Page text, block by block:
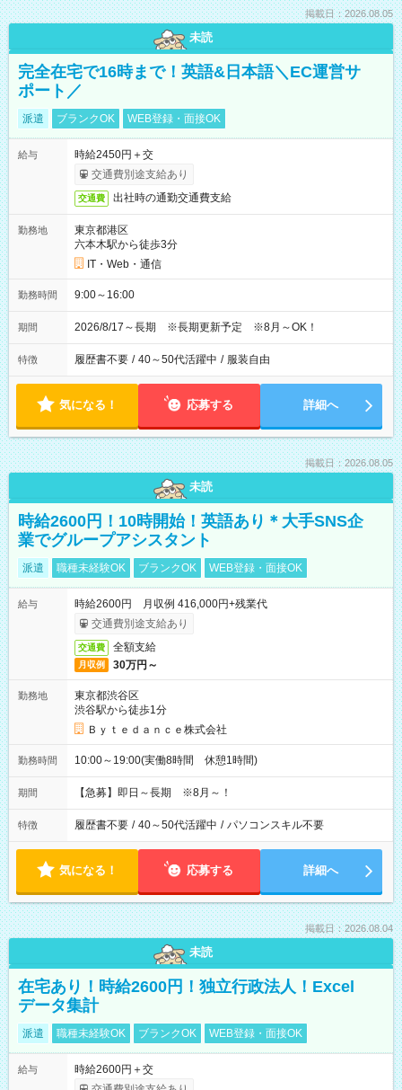
掲載日：2026.08.05
未読
完全在宅で16時まで！英語&日本語＼EC運営サ
ポート／
派遣 ブランクOK WEB登録・面接OK
給与
時給2450円＋交
交通費別途支給あり
交通費 出社時の通勤交通費支給
勤務地
東京都港区
六本木駅から徒歩3分
IT・Web・通信
勤務時間 9:00～16:00
期間 2026/8/17～長期 ※長期更新予定 ※8月～OK！
特徴 履歴書不要 / 40～50代活躍中 / 服装自由
気になる！ 応募する 詳細へ
掲載日：2026.08.05
未読
時給2600円！10時開始！英語あり＊大手SNS企
業でグループアシスタント
派遣 職種未経験OK ブランクOK WEB登録・面接OK
給与
時給2600円 月収例 416,000円+残業代
交通費別途支給あり
交通費 全額支給
月収例 30万円～
勤務地
東京都渋谷区
渋谷駅から徒歩1分
Ｂｙｔｅｄａｎｃｅ株式会社
勤務時間 10:00～19:00(実働8時間 休憩1時間)
期間 【急募】即日～長期 ※8月～！
特徴 履歴書不要 / 40～50代活躍中 / パソコンスキル不要
気になる！ 応募する 詳細へ
掲載日：2026.08.04
未読
在宅あり！時給2600円！独立行政法人！Excel
データ集計
派遣 職種未経験OK ブランクOK WEB登録・面接OK
給与
時給2600円＋交